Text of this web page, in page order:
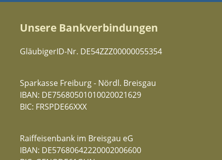
Unsere Bankverbindungen
GläubigerID-Nr. DE54ZZZ00000055354
Sparkasse Freiburg - Nördl. Breisgau
IBAN: DE75680501010020021629
BIC: FRSPDE66XXX
Raiffeisenbank im Breisgau eG
IBAN: DE57680642220002006600